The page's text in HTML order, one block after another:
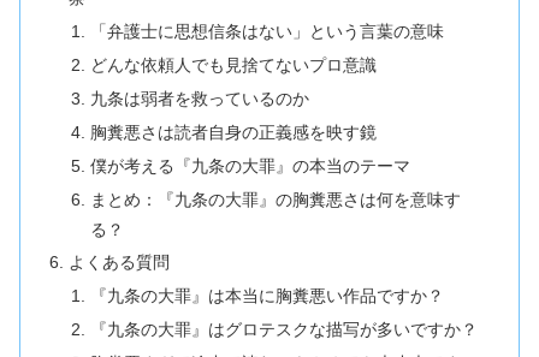
「弁護士に思想信条はない」という言葉の意味
どんな依頼人でも見捨てないプロ意識
九条は弱者を救っているのか
胸糞悪さは読者自身の正義感を映す鏡
僕が考える『九条の大罪』の本当のテーマ
まとめ：『九条の大罪』の胸糞悪さは何を意味す
る？
よくある質問
『九条の大罪』は本当に胸糞悪い作品ですか？
『九条の大罪』はグロテスクな描写が多いですか？